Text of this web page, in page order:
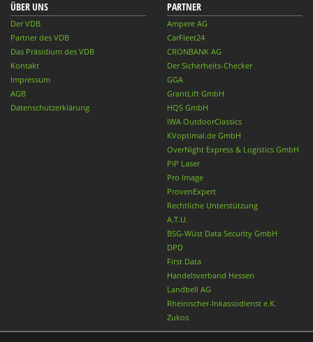
ÜBER UNS
Der VDB
Partner des VDB
Das Präsidium des VDB
Kontakt
Impressum
AGB
Datenschutzerklärung
PARTNER
Ampere AG
CarFleet24
CRONBANK AG
Der Sicherheits-Checker
GGA
GrantLift GmbH
HQS GmbH
IWA OutdoorClassics
KVoptimal.de GmbH
OverNight Express & Logistics GmbH
PiP Laser
Pro Image
ProvenExpert
Rechtliche Unterstützung
A.T.U.
BSG-Wüst Data Security GmbH
DPD
First Data
Handelsverband Hessen
Landbell AG
Rheinischer-Inkassodienst e.K.
Zukos